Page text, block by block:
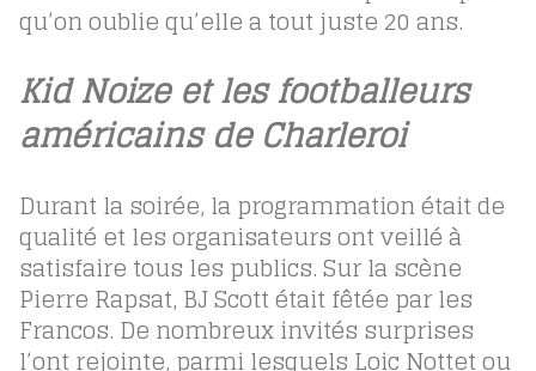
qu’on oublie qu’elle a tout juste 20 ans.
Kid Noize et les footballeurs
américains de Charleroi
Durant la soirée, la programmation était de
qualité et les organisateurs ont veillé à
satisfaire tous les publics. Sur la scène
Pierre Rapsat, BJ Scott était fêtée par les
Francos. De nombreux invités surprises
l’ont rejointe, parmi lesquels Loic Nottet ou